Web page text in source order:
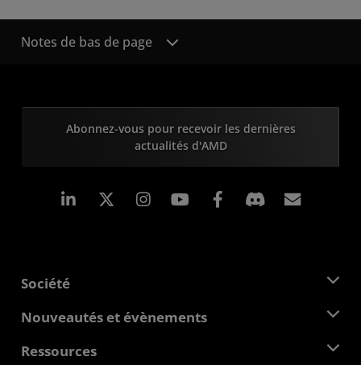
Notes de bas de page
Abonnez-vous pour recevoir les dernières
actualités d'AMD
LinkedIn Instagram Facebook
Société
À propos d'AMD
Responsabilité d'entreprise
Nouveautés et évènements
Salle de presse
Ressources